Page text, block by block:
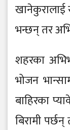
खानेकुरालाई
भन्छन् तर
शहरका
भोजन
बाहिरका
बिरामी